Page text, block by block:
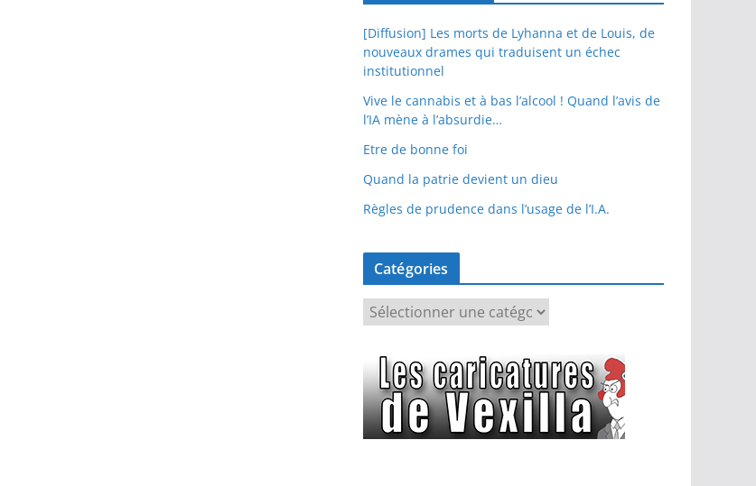
[Diffusion] Les morts de Lyhanna et de Louis, de
nouveaux drames qui traduisent un échec
institutionnel
Vive le cannabis et à bas l’alcool ! Quand l’avis de
l’IA mène à l’absurdie…
Etre de bonne foi
Quand la patrie devient un dieu
Règles de prudence dans l’usage de l’I.A.
Catégories
é
g
o
r